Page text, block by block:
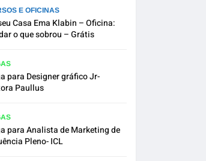
E OFICINAS
Casa Ema Klabin – Oficina:
o que sobrou – Grátis
para Designer gráfico Jr-
Paullus
para Analista de Marketing de
Pleno- ICL